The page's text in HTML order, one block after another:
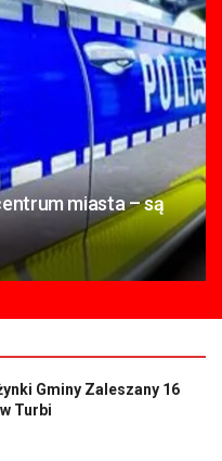
miasta – są
Gminy Zaleszany 16
Turbi